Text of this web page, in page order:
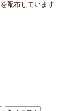
配布しています